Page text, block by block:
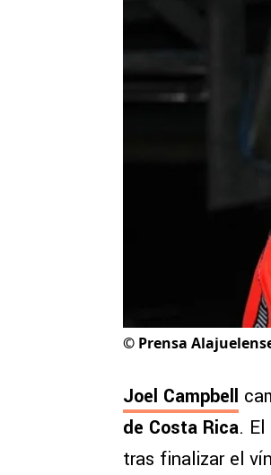
© Prensa
Joel Campbell
de Costa Rica.
tras finalizar el